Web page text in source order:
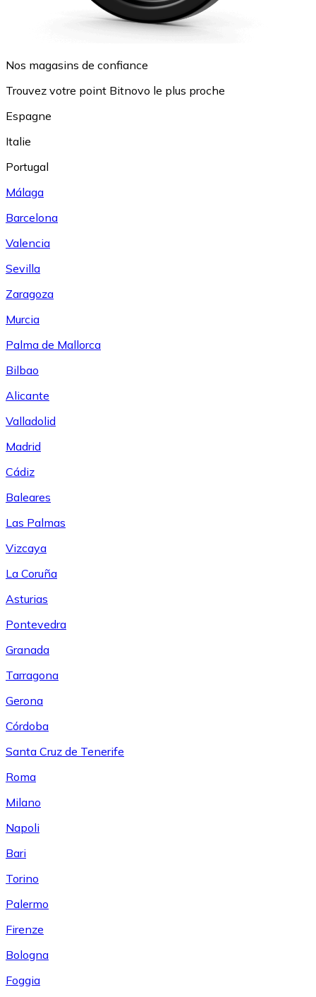
Nos magasins de confiance
Trouvez votre point Bitnovo le plus proche
Espagne
Italie
Portugal
Málaga
Barcelona
Valencia
Sevilla
Zaragoza
Murcia
Palma de Mallorca
Bilbao
Alicante
Valladolid
Madrid
Cádiz
Baleares
Las Palmas
Vizcaya
La Coruña
Asturias
Pontevedra
Granada
Tarragona
Gerona
Córdoba
Santa Cruz de Tenerife
Roma
Milano
Napoli
Bari
Torino
Palermo
Firenze
Bologna
Foggia